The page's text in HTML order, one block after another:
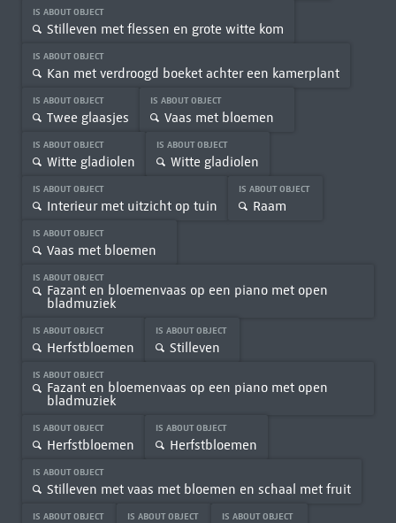
IS ABOUT OBJECT
Stilleven met flessen en grote witte kom
IS ABOUT OBJECT
Kan met verdroogd boeket achter een kamerplant
IS ABOUT OBJECT
Twee glaasjes
IS ABOUT OBJECT
Vaas met bloemen
IS ABOUT OBJECT
Witte gladiolen
IS ABOUT OBJECT
Witte gladiolen
IS ABOUT OBJECT
Interieur met uitzicht op tuin
IS ABOUT OBJECT
Raam
IS ABOUT OBJECT
Vaas met bloemen
IS ABOUT OBJECT
Fazant en bloemenvaas op een piano met open
bladmuziek
IS ABOUT OBJECT
Herfstbloemen
IS ABOUT OBJECT
Stilleven
IS ABOUT OBJECT
Fazant en bloemenvaas op een piano met open
bladmuziek
IS ABOUT OBJECT
Herfstbloemen
IS ABOUT OBJECT
Herfstbloemen
IS ABOUT OBJECT
Stilleven met vaas met bloemen en schaal met fruit
IS ABOUT OBJECT IS ABOUT OBJECT IS ABOUT OBJECT